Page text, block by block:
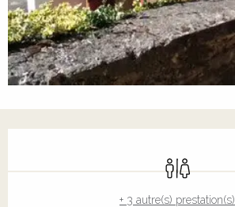
Toilettes
+ 3 autre(s) prestation(s)